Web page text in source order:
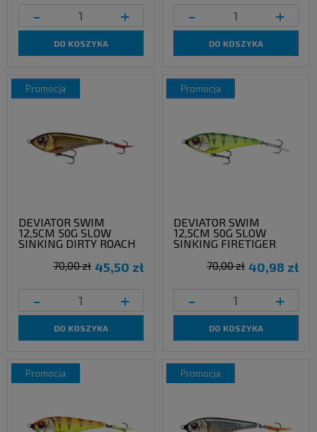
- +
DO KOSZYKA
- +
DO KOSZYKA
DEVIATOR SWIM
12,5CM 50G SLOW
SINKING DIRTY ROACH
45,50 zł
70,00 zł
- +
DO KOSZYKA
promocja
DEVIATOR SWIM
12,5CM 50G SLOW
SINKING FIRETIGER
40,98 zł
70,00 zł
- +
DO KOSZYKA
promocja
promocja promocja